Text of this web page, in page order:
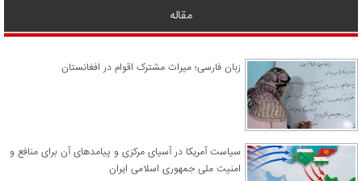
مقاله
زبان فارسی؛ میراث مشترک اقوام در افغانستان
سیاست آمریکا در آسیای مرکزی و پیامدهای آن برای منافع و
امنیت ملی جمهوری اسلامی ایران